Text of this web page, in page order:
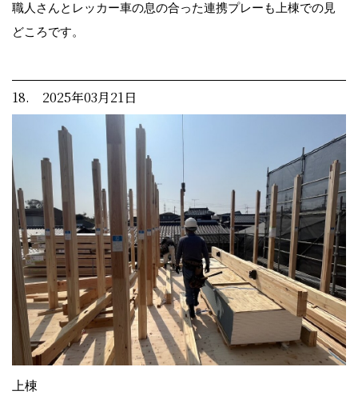
職人さんとレッカー車の息の合った連携プレーも上棟での見
どころです。
18. 2025年03月21日
上棟